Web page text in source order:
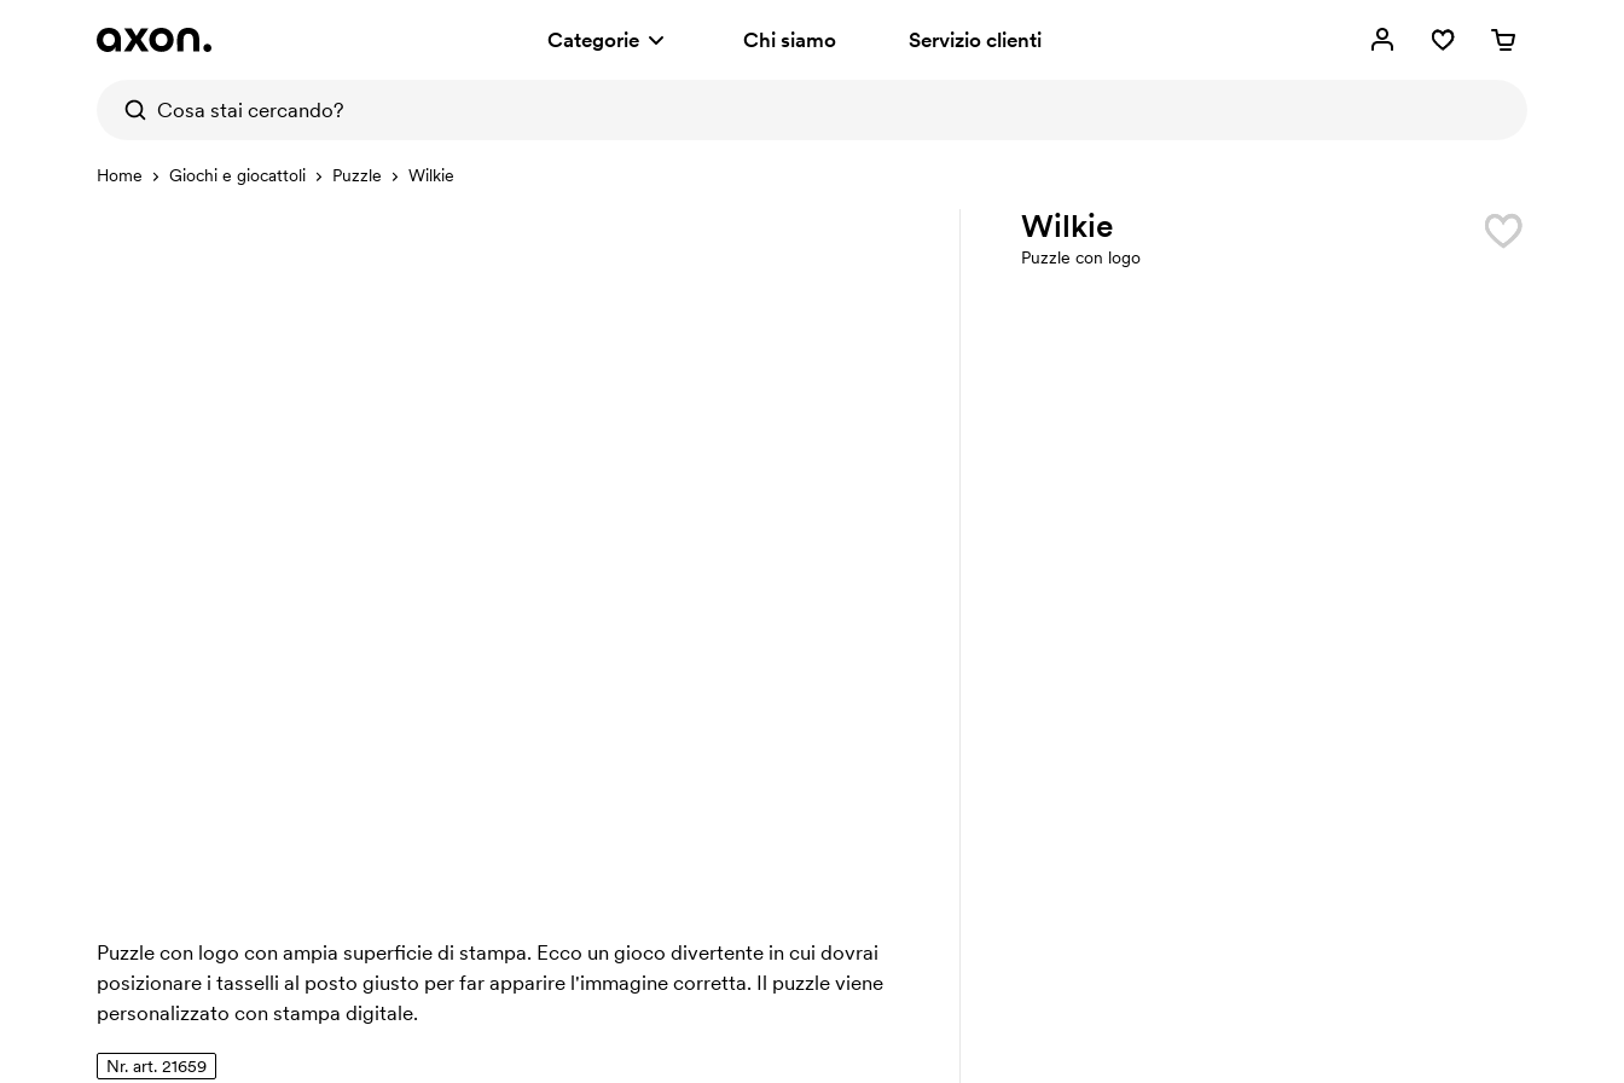
Categorie Chi siamo Servizio clienti
Home Giochi e giocattoli Puzzle Wilkie
Wilkie
Puzzle con logo
Puzzle con logo con ampia superficie di stampa. Ecco un gioco divertente in cui dovrai
posizionare i tasselli al posto giusto per far apparire l'immagine corretta. Il puzzle viene
personalizzato con stampa digitale.
Nr. art. 21659